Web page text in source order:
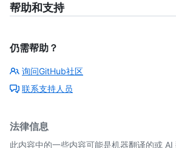
帮助和支持
仍需帮助？
询问GitHub社区
联系支持人员
法律信息
此内容中的一些内容可能是机器翻译的或 AI